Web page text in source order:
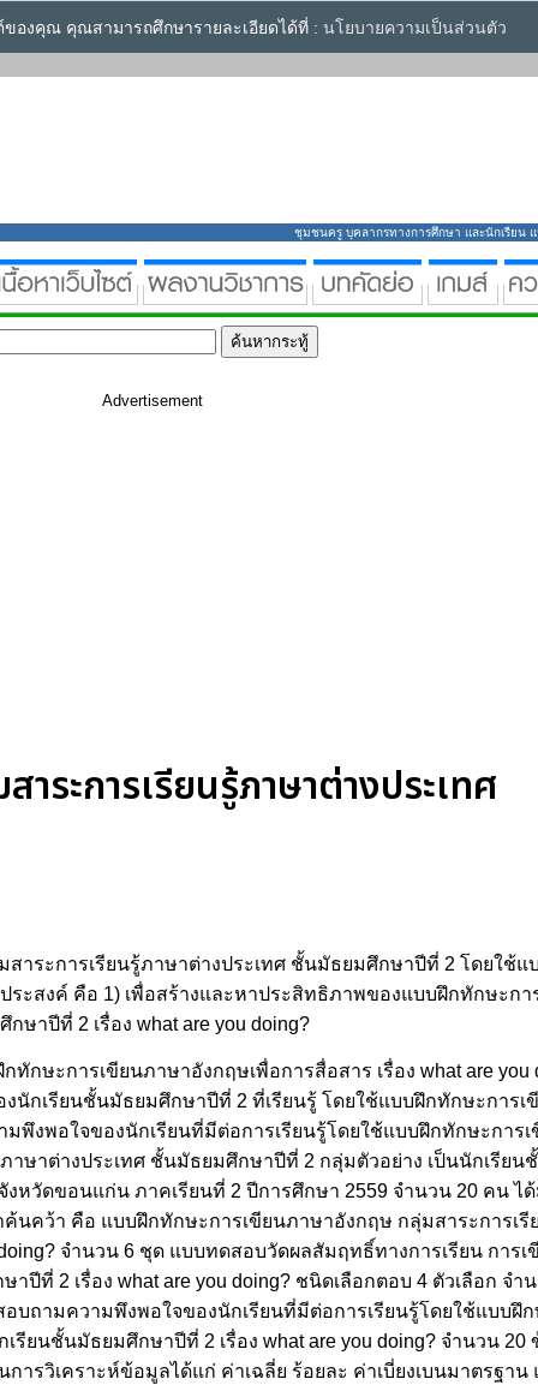
องคุณ คุณสามารถศึกษารายละเอียดได้ที่ : นโยบายความเป็นส่วนตัว
ชุมชนครู บุคลากรทางการศึกษา และนักเรียน
Advertisement
ระการเรียนรู้ภาษาต่างประเทศ
าระการเรียนรู้ภาษาต่างประเทศ ชั้นมัธยมศึกษาปีที่ 2 โดยใช้
ระสงค์ คือ 1) เพื่อสร้างและหาประสิทธิภาพของแบบฝึกทักษะก
ษาปีที่ 2 เรื่อง what are you doing?
ษะการเขียนภาษาอังกฤษเพื่อการสื่อสาร เรื่อง what are you
นักเรียนชั้นมัธยมศึกษาปีที่ 2 ที่เรียนรู้ โดยใช้แบบฝึกทักษะการเ
มพึงพอใจของนักเรียนที่มีต่อการเรียนรู้โดยใช้แบบฝึกทักษะการ
ภาษาต่างประเทศ ชั้นมัธยมศึกษาปีที่ 2 กลุ่มตัวอย่าง เป็นนักเรีย
หวัดขอนแก่น ภาคเรียนที่ 2 ปีการศึกษา 2559 จำนวน 20 คน ไ
ค้นคว้า คือ แบบฝึกทักษะการเขียนภาษาอังกฤษ กลุ่มสาระการเรี
จำนวน 6 ชุด แบบทดสอบวัดผลสัมฤทธิ์ทางการเรียน การ
ปีที่ 2 เรื่อง what are you doing? ชนิดเลือกตอบ 4 ตัวเลือก จำ
ถามความพึงพอใจของนักเรียนที่มีต่อการเรียนรู้โดยใช้แบบฝึ
รียนชั้นมัธยมศึกษาปีที่ 2 เรื่อง what are you doing? จำนวน
ารวิเคราะห์ข้อมูลได้แก่ ค่าเฉลี่ย ร้อยละ ค่าเบี่ยงเบนมาตรฐา